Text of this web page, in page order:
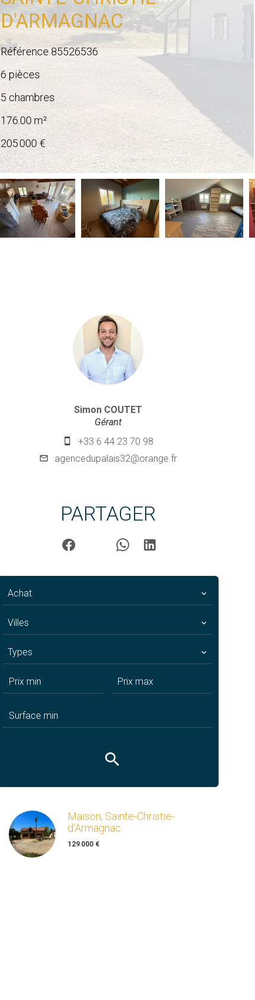
D'ARMAGNAC
Référence85526536
6 pièces
5 chambres
176.00m²
205 000 €
Simon COUTET
Gérant
+33 6 44 23 70 98
agencedupalais32@orange.fr
PARTAGER
Achat
Villes
Types
Maison, Sainte-Christie-
d'Armagnac
129 000 €